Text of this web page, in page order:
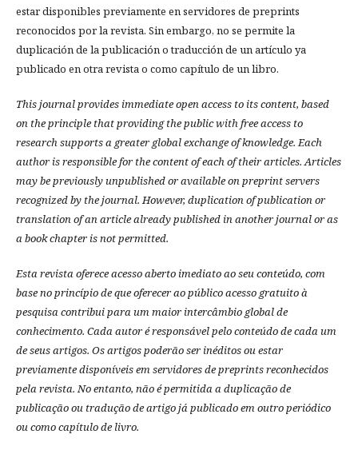
estar disponibles previamente en servidores de preprints
reconocidos por la revista. Sin embargo, no se permite la
duplicación de la publicación o traducción de un artículo ya
publicado en otra revista o como capítulo de un libro.
This journal provides immediate open access to its content, based
on the principle that providing the public with free access to
research supports a greater global exchange of knowledge. Each
author is responsible for the content of each of their articles. Articles
may be previously unpublished or available on preprint servers
recognized by the journal. However, duplication of publication or
translation of an article already published in another journal or as
a book chapter is not permitted.
Esta revista oferece acesso aberto imediato ao seu conteúdo, com
base no princípio de que oferecer ao público acesso gratuito à
pesquisa contribui para um maior intercâmbio global de
conhecimento. Cada autor é responsável pelo conteúdo de cada um
de seus artigos. Os artigos poderão ser inéditos ou estar
previamente disponíveis em servidores de preprints reconhecidos
pela revista. No entanto, não é permitida a duplicação de
publicação ou tradução de artigo já publicado em outro periódico
ou como capítulo de livro.